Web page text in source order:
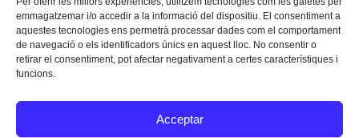
emmagatzemar i/o accedir a la informació del dispositiu. El consentiment a
aquestes tecnologies ens permetrà processar dades com el comportament
de navegació o els identificadors únics en aquest lloc. No consentir o
retirar el consentiment, pot afectar negativament a certes característiques i
funcions.
Acceptar
Instagram
Facebook
Twitter
Texts Legals